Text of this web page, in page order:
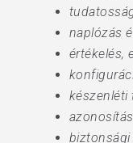
naplózás
értékelés,
készenléti
biztonsági